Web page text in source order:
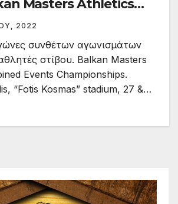
Masters Athletics
09:00 28/8/22
2022
συνθέτων αγωνισμάτων
στίβου. Balkan Masters
Events Championships.
“Fotis Kosmas” stadium, 27 &…